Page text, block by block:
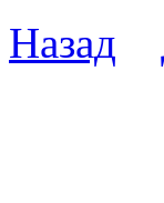
Назад